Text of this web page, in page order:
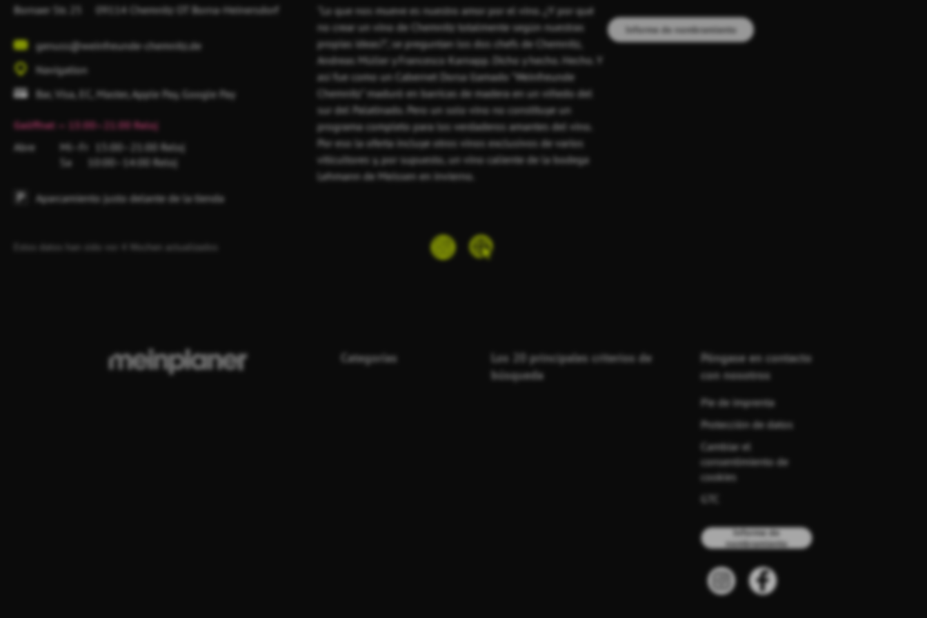
Bornaer Str. 25 09114 Chemnitz OT Borna-Heinersdorf
genuss@weinfreunde-chemnitz.de
Navigation
Bar, Visa, EC, Master, Apple Pay, Google Pay
Geöffnet — 15:00–21:00 Reloj
Abre
Mi–Fr
15:00–21:00 Reloj
Sa
10:00–14:00 Reloj
Aparcamiento justo delante de la tienda
"Lo que nos mueve es nuestro amor por el vino. ¿Y por qué
no crear un vino de Chemnitz totalmente según nuestras
propias ideas?", se preguntan los dos chefs de Chemnitz,
Andreas Müller y Francesco Karnapp. Dicho y hecho. Hecho. Y
así fue como un Cabernet Dorsa llamado "Weinfreunde
Chemnitz" maduró en barricas de madera en un viñedo del
sur del Palatinado. Pero un solo vino no constituye un
programa completo para los verdaderos amantes del vino.
Por eso la oferta incluye otros vinos exclusivos de varios
viticultores y, por supuesto, un vino caliente de la bodega
Lehmann de Meissen en invierno.
Estos datos han sido vor 4 Wochen actualizados
Informe de nombramiento
Categorías
Los 20 principales criterios de
búsqueda
Póngase en contacto
con nosotros
Pie de imprenta
Protección de datos
Cambiar el
consentimiento de
cookies
Informe de
nombramiento